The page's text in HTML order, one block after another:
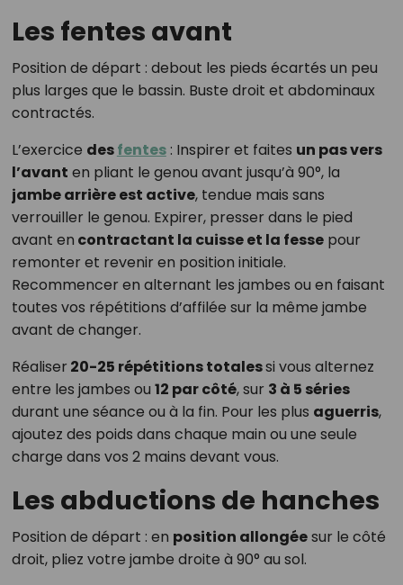
Les fentes avant
Position de départ : debout les pieds écartés un peu
plus larges que le bassin. Buste droit et abdominaux
contractés.
L’exercice desfentes: Inspirer et faites un pas vers
l’avant en pliant le genou avant jusqu’à 90°, la
jambe arrière est active, tendue mais sans
verrouiller le genou. Expirer, presser dans le pied
avant en contractant la cuisse et la fessepour
remonter et revenir en position initiale.
Recommencer en alternant les jambes ou en faisant
toutes vos répétitions d’affilée sur la même jambe
avant de changer.
Réaliser 20-25 répétitions totalessi vous alternez
entre les jambes ou 12 par côté, sur 3 à 5 séries
durant une séance ou à la fin. Pour les plus aguerris,
ajoutez des poids dans chaque main ou une seule
charge dans vos 2 mains devant vous.
Les abductions de hanches
Position de départ : en position allongéesur le côté
droit, pliez votre jambe droite à 90° au sol.